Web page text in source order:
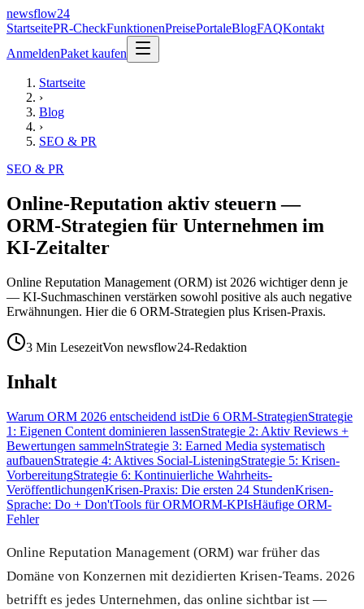
newsflow24
StartseitePR-CheckFunktionenPreisePortaleBlogFAQKontakt
AnmeldenPaket kaufen
Startseite
›
Blog
›
SEO & PR
SEO & PR
Online-Reputation aktiv steuern —
ORM-Strategien für Unternehmen im
KI-Zeitalter
Online Reputation Management (ORM) ist 2026 wichtiger denn je
— KI-Suchmaschinen verstärken sowohl positive als auch negative
Erwähnungen. Hier die 6 ORM-Strategien plus Krisen-Praxis.
3 Min LesezeitVon newsflow24-Redaktion
Inhalt
Warum ORM 2026 entscheidend istDie 6 ORM-StrategienStrategie
1: Eigenen Content dominieren lassenStrategie 2: Aktiv Reviews +
Bewertungen sammelnStrategie 3: Earned Media systematisch
aufbauenStrategie 4: Aktives Social-ListeningStrategie 5: Krisen-
VorbereitungStrategie 6: Kontinuierliche Wahrheits-
VeröffentlichungenKrisen-Praxis: Die ersten 24 StundenKrisen-
Sprache: Do + Don'tTools für ORMORM-KPIsHäufige ORM-
Fehler
Online Reputation Management (ORM) war früher das
Domäne von Konzernen mit dezidierten Krisen-Teams. 2026
betrifft es jedes Unternehmen, das online sichtbar ist —